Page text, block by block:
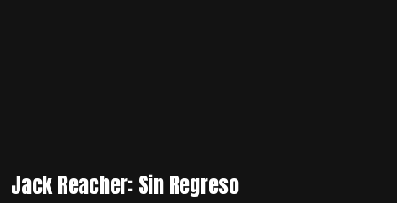
Jack Reacher: Sin Regreso